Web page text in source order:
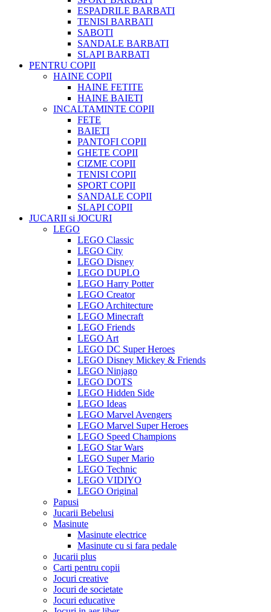
ESPADRILE BARBATI
TENISI BARBATI
SABOTI
SANDALE BARBATI
SLAPI BARBATI
PENTRU COPII
HAINE COPII
HAINE FETITE
HAINE BAIETI
INCALTAMINTE COPII
FETE
BAIETI
PANTOFI COPII
GHETE COPII
CIZME COPII
TENISI COPII
SPORT COPII
SANDALE COPII
SLAPI COPII
JUCARII si JOCURI
LEGO
LEGO Classic
LEGO City
LEGO Disney
LEGO DUPLO
LEGO Harry Potter
LEGO Creator
LEGO Architecture
LEGO Minecraft
LEGO Friends
LEGO Art
LEGO DC Super Heroes
LEGO Disney Mickey & Friends
LEGO Ninjago
LEGO DOTS
LEGO Hidden Side
LEGO Ideas
LEGO Marvel Avengers
LEGO Marvel Super Heroes
LEGO Speed Champions
LEGO Star Wars
LEGO Super Mario
LEGO Technic
LEGO VIDIYO
LEGO Original
Papusi
Jucarii Bebelusi
Masinute
Masinute electrice
Masinute cu si fara pedale
Jucarii plus
Carti pentru copii
Jocuri creative
Jocuri de societate
Jocuri educative